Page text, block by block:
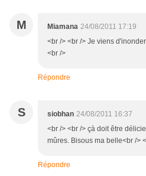
M Miamana 24/08/2011 17:19
<br /> <br /> Je viens
<br />
Répondre
S siobhan 24/08/2011 16:37
<br /> <br /> çà doit être
mûres. Bisous ma belle<br />
Répondre